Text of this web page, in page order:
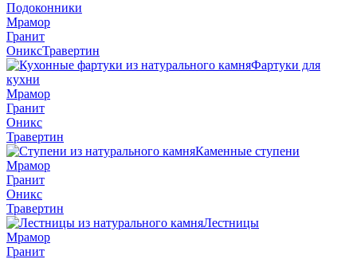
Подоконники
Мрамор
Гранит
ОниксТравертин
Фартуки для
кухни
Мрамор
Гранит
Оникс
Травертин
Каменные ступени
Мрамор
Гранит
Оникс
Травертин
Лестницы
Мрамор
Гранит